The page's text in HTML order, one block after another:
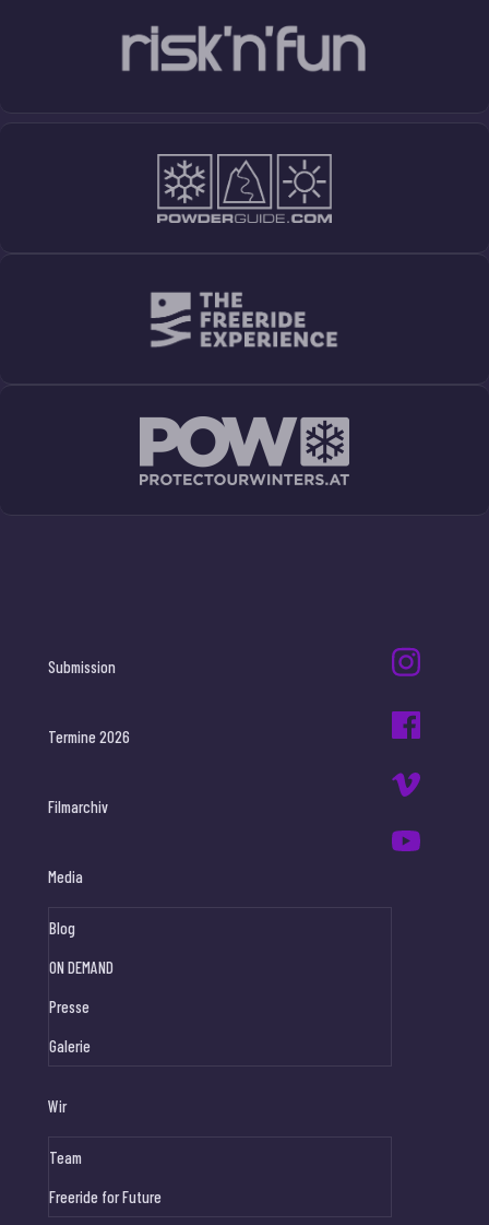
Submission
Termine 2026
Filmarchiv
Media
Blog
ON DEMAND
Presse
Galerie
Wir
Team
Freeride for Future